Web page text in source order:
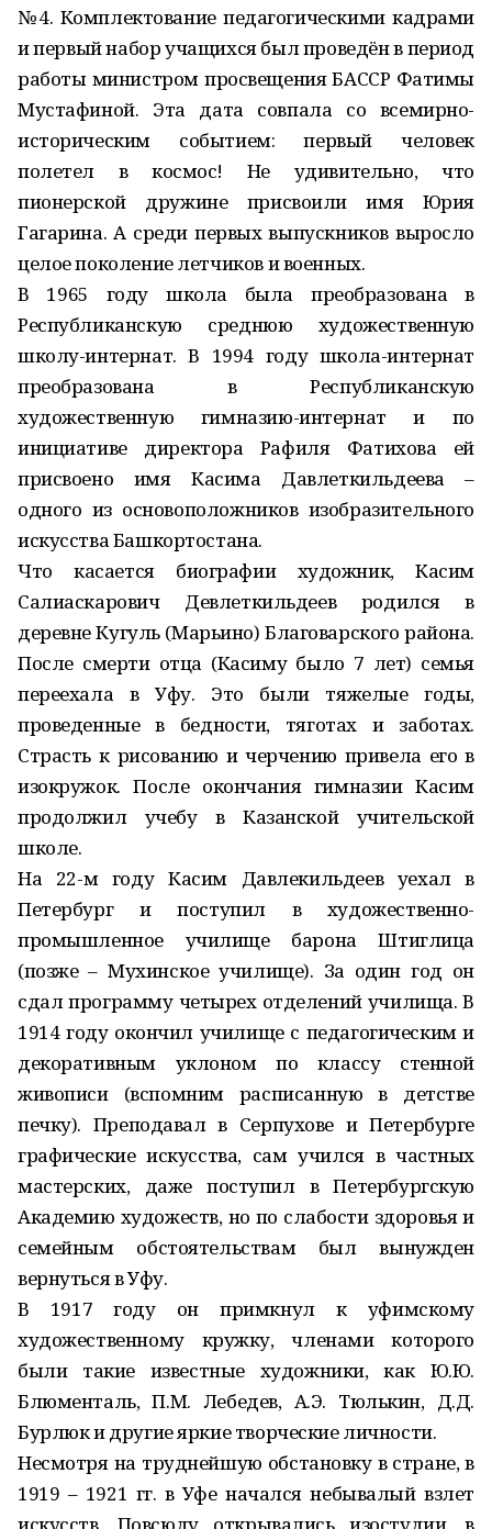
№4. Комплектование педагогическими кадрами
и первый набор учащихся был проведён в период
работы министром просвещения БАССР Фатимы
Мустафиной. Эта дата совпала со всемирно-
историческим событием: первый человек
полетел в космос! Не удивительно, что
пионерской дружине присвоили имя Юрия
Гагарина. А среди первых выпускников выросло
целое поколение летчиков и военных.
В 1965 году школа была преобразована в
Республиканскую среднюю художественную
школу-интернат. В 1994 году школа-интернат
преобразована в Республиканскую
художественную гимназию-интернат и по
инициативе директора Рафиля Фатихова ей
присвоено имя Касима Давлеткильдеева –
одного из основоположников изобразительного
искусства Башкортостана.
Что касается биографии художник, Касим
Салиаскарович Девлеткильдеев родился в
деревне Кугуль (Марьино) Благоварского района.
После смерти отца (Касиму было 7 лет) семья
переехала в Уфу. Это были тяжелые годы,
проведенные в бедности, тяготах и заботах.
Страсть к рисованию и черчению привела его в
изокружок. После окончания гимназии Касим
продолжил учебу в Казанской учительской
школе.
На 22-м году Касим Давлекильдеев уехал в
Петербург и поступил в художественно-
промышленное училище барона Штиглица
(позже – Мухинское училище). За один год он
сдал программу четырех отделений училища. В
1914 году окончил училище с педагогическим и
декоративным уклоном по классу стенной
живописи (вспомним расписанную в детстве
печку). Преподавал в Серпухове и Петербурге
графические искусства, сам учился в частных
мастерских, даже поступил в Петербургскую
Академию художеств, но по слабости здоровья и
семейным обстоятельствам был вынужден
вернуться в Уфу.
В 1917 году он примкнул к уфимскому
художественному кружку, членами которого
были такие известные художники, как Ю.Ю.
Блюменталь, П.М. Лебедев, А.Э. Тюлькин, Д.Д.
Бурлюк и другие яркие творческие личности.
Несмотря на труднейшую обстановку в стране, в
1919 – 1921 гг. в Уфе начался небывалый взлет